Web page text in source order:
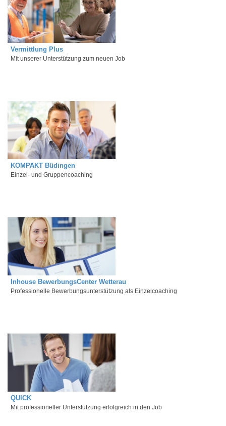
Vermittlung Plus
Mit unserer Unterstützung zum neuen Job
KOMPAKT Büdingen
Einzel- und Gruppencoaching
Inhouse BewerbungsCenter Wetterau
Professionelle Bewerbungsunterstützung als Einzelcoaching
QUICK
Mit professioneller Unterstützung erfolgreich in den Job